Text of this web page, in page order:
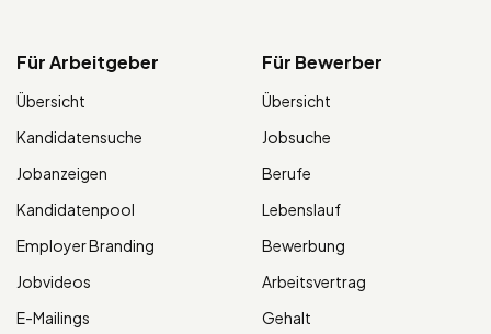
Für Arbeitgeber
Übersicht
Kandidatensuche
Jobanzeigen
Kandidatenpool
Employer Branding
Jobvideos
E-Mailings
Für Bewerber
Übersicht
Jobsuche
Berufe
Lebenslauf
Bewerbung
Arbeitsvertrag
Gehalt